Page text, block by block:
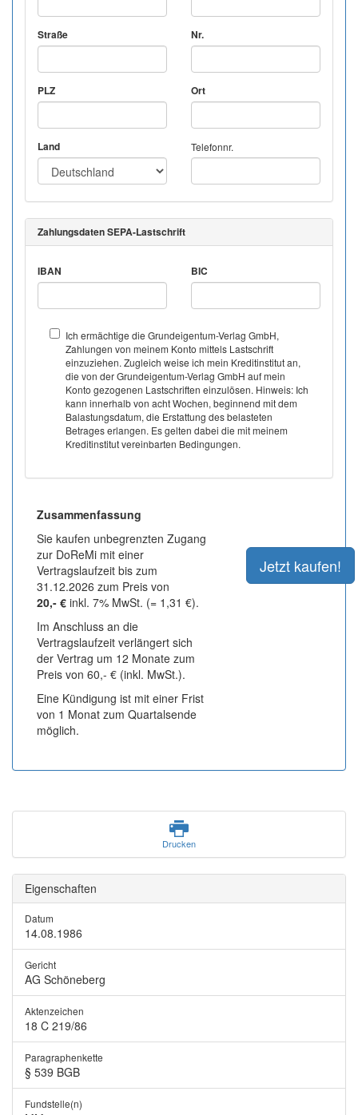
Straße Nr.
PLZ Ort
Land Telefonnr.
Zahlungsdaten SEPA-Lastschrift
IBAN BIC
Ich ermächtige die Grundeigentum-Verlag GmbH,
Zahlungen von meinem Konto mittels Lastschrift
einzuziehen. Zugleich weise ich mein Kreditinstitut an,
die von der Grundeigentum-Verlag GmbH auf mein
Konto gezogenen Lastschriften einzulösen. Hinweis: Ich
kann innerhalb von acht Wochen, beginnend mit dem
Balastungsdatum, die Erstattung des belasteten
Betrages erlangen. Es gelten dabei die mit meinem
Kreditinstitut vereinbarten Bedingungen.
Zusammenfassung
Sie kaufen unbegrenzten Zugang
zur DoReMi mit einer
Vertragslaufzeit bis zum
31.12.2026 zum Preis von
20,- € inkl. 7% MwSt. (= 1,31 €).
Im Anschluss an die
Vertragslaufzeit verlängert sich
der Vertrag um 12 Monate zum
Preis von 60,- € (inkl. MwSt.).
Eine Kündigung ist mit einer Frist
von 1 Monat zum Quartalsende
möglich.
Drucken
Eigenschaften
Datum
14.08.1986
Gericht
AG Schöneberg
Aktenzeichen
18 C 219/86
Paragraphenkette
§ 539 BGB
Fundstelle(n)